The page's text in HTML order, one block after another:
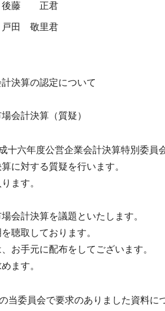
後藤 正君
戸田 敬里君
決算の認定について
会計決算（質疑）
六年度公営企業会計決算特別委員
に対する質疑を行います。
ます。
会計決算を議題といたします。
聴取しております。
お手元に配布をしてございます。
ます。
委員会で要求のありました資料に